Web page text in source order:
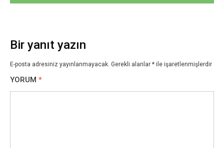
Bir yanıt yazın
E-posta adresiniz yayınlanmayacak. Gerekli alanlar * ile işaretlenmişlerdir
YORUM *